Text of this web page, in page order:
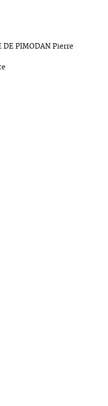
DE PIMODAN Pierre